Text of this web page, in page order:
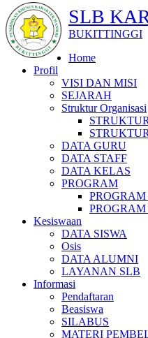
SLB
BUKITTINGGI
Home
Profil
VISI DAN MISI
SEJARAH
Struktur Organisasi
DATA GURU
DATA STAFF
DATA KELAS
PROGRAM
Kesiswaan
DATA SISWA
Osis
DATA ALUMNI
LAYANAN SLB
Informasi
Pendaftaran
Beasiswa
SILABUS
MATERI